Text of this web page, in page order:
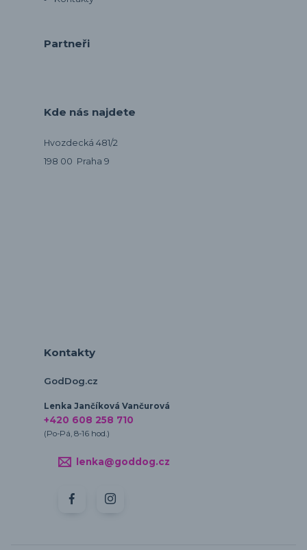
Partneři
Kde nás najdete
Hvozdecká 481/2
198 00 Praha 9
Kontakty
GodDog.cz
Lenka Jančíková Vančurová
+420 608 258 710
(Po-Pá, 8-16 hod.)
lenka@goddog.cz